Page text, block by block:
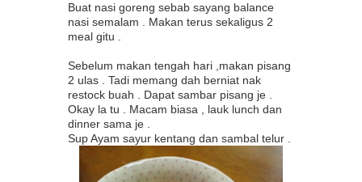
Buat nasi goreng sebab sayang balance
nasi semalam . Makan terus sekaligus 2
meal gitu .
Sebelum makan tengah hari ,makan pisang
2 ulas . Tadi memang dah berniat nak
restock buah . Dapat sambar pisang je .
Okay la tu . Macam biasa , lauk lunch dan
dinner sama je .
Sup Ayam sayur kentang dan sambal telur .